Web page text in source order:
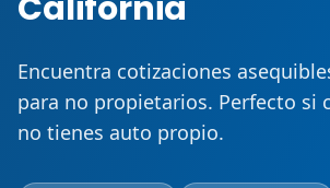
Encuentra cotizaciones
para no propietarios. Perfecto si
no tienes auto propio.